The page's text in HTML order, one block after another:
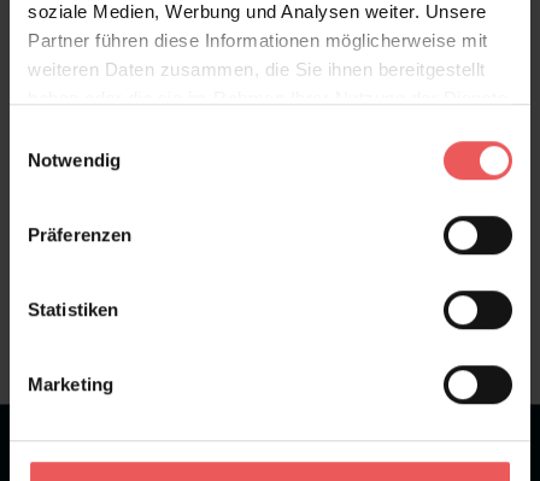
soziale Medien, Werbung und Analysen weiter. Unsere
Partner führen diese Informationen möglicherweise mit
weiteren Daten zusammen, die Sie ihnen bereitgestellt
Notwendig
Präferenzen
Statistiken
Marketing
Bewertungen
★★★★★Bei 1245 Bewertungen